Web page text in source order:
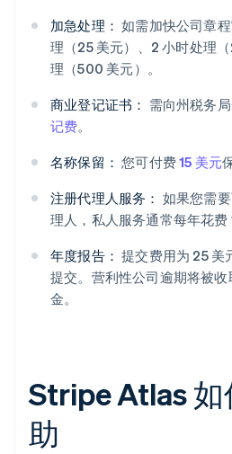
加急处理： 如需加快公司章
理（25 美元）、2 小时处理
理（500 美元）。
商业登记证书： 需向州税务
记费。
名称保留： 您可付费15 美元
注册代理人服务： 如果您需
理人，私人服务通常每年花费
年度报告： 提交费用为 25 美
提交。营利性公司逾期将被
金。
Stripe Atlas
助